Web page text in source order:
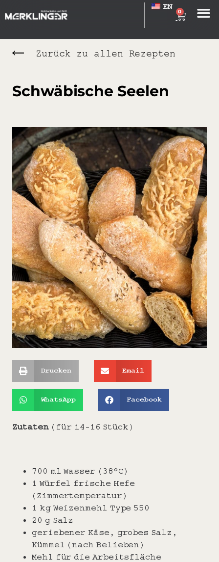
0
EN
Zurück zu allen Rezepten
Schwäbische Seelen
Drucken Email
WhatsApp Facebook
Zutaten(für 14-16 Stück)
700 ml Wasser (38°C)
1 Würfel frische Hefe
(Zimmertemperatur)
1 kg Weizenmehl Type 550
20 g Salz
geriebener Käse, grobes Salz,
Kümmel (nach Belieben)
Mehl für die Arbeitsfläche